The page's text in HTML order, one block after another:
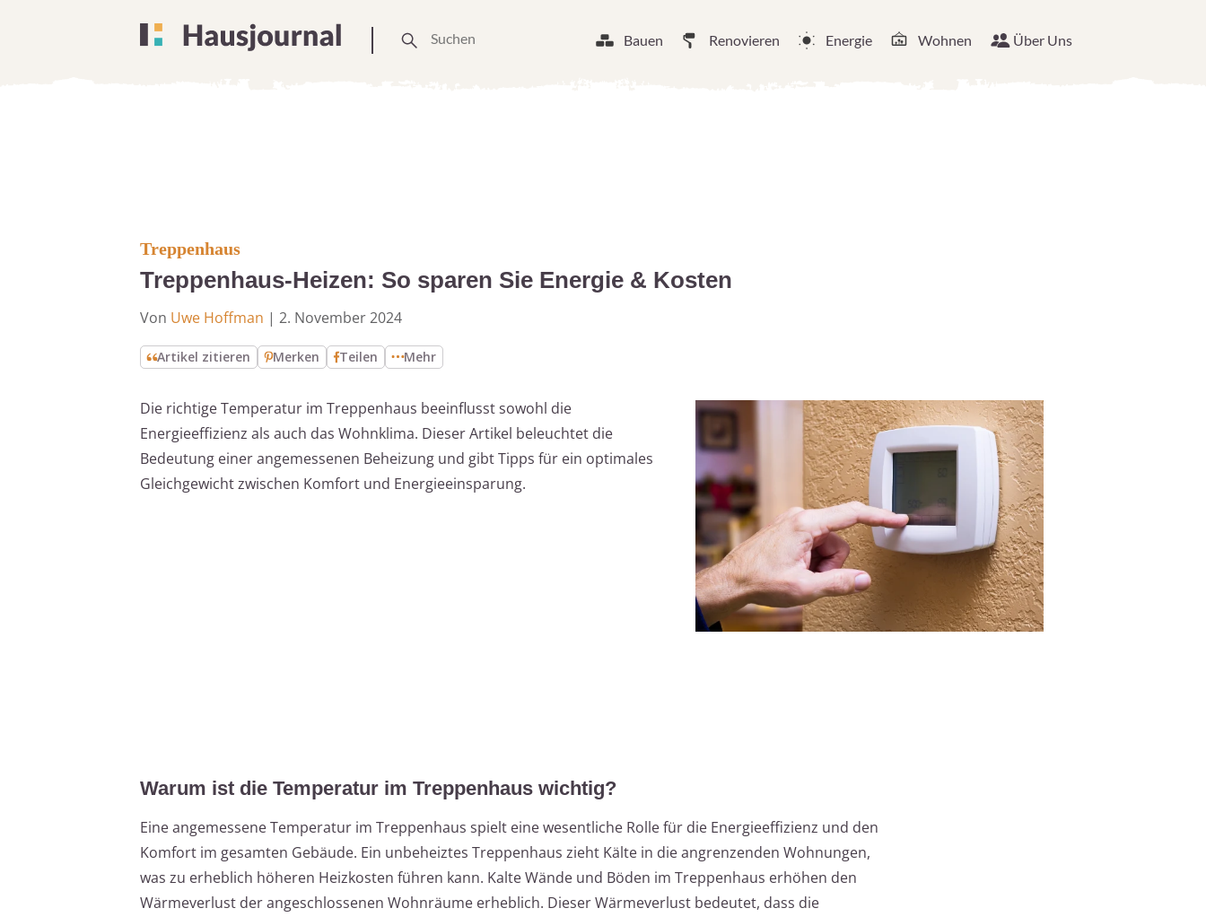
Bauen Renovieren Energie Wohnen Über Uns
Treppenhaus
Treppenhaus-Heizen: So sparen Sie Energie & Kosten
Von Uwe Hoffman | 2. November 2024
Artikel zitieren Merken Teilen Mehr
Die richtige Temperatur im Treppenhaus beeinflusst sowohl die
Energieeffizienz als auch das Wohnklima. Dieser Artikel beleuchtet die
Bedeutung einer angemessenen Beheizung und gibt Tipps für ein optimales
Gleichgewicht zwischen Komfort und Energieeinsparung.
Warum ist die Temperatur im Treppenhaus wichtig?
Eine angemessene Temperatur im Treppenhaus spielt eine wesentliche Rolle für die Energieeffizienz und den
Komfort im gesamten Gebäude. Ein unbeheiztes Treppenhaus zieht Kälte in die angrenzenden Wohnungen,
was zu erheblich höheren Heizkosten führen kann. Kalte Wände und Böden im Treppenhaus erhöhen den
Wärmeverlust der angeschlossenen Wohnräume erheblich. Dieser Wärmeverlust bedeutet, dass die